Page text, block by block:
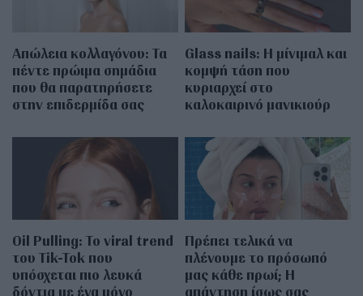
Απώλεια κολλαγόνου: Τα
πέντε πρώιμα σημάδια
που θα παρατηρήσετε
στην επιδερμίδα σας
Glass nails: Η μίνιμαλ και
κομψή τάση που
κυριαρχεί στο
καλοκαιρινό μανικιούρ
Oil Pulling: To viral trend
του Tik-Tok που
υπόσχεται πιο λευκά
δόντια με ένα μόνο
Πρέπει τελικά να
πλένουμε το πρόσωπό
μας κάθε πρωί; Η
απάντηση ίσως σας